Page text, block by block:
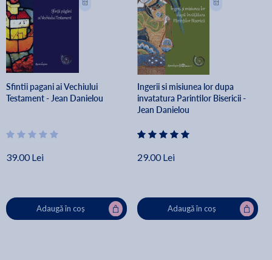
Sfintii pagani ai Vechiului
Testament - Jean Danielou
39.00 Lei
Adaugă în coș
Ingerii si misiunea lor dupa
invatatura Parintilor Bisericii -
Jean Danielou
29.00 Lei
Adaugă în coș